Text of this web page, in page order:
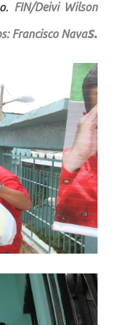
FIN/Deivi Wilson
Francisco Navas.